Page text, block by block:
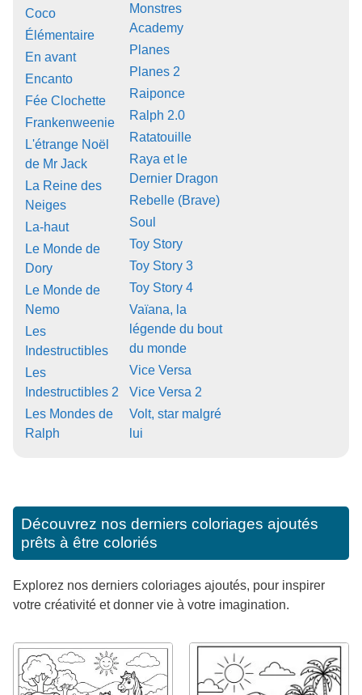
Coco
Élémentaire
En avant
Encanto
Fée Clochette
Frankenweenie
L'étrange Noël
de Mr Jack
La Reine des
Neiges
La-haut
Le Monde de
Dory
Le Monde de
Nemo
Les
Indestructibles
Les
Indestructibles 2
Les Mondes de
Ralph
Monstres
Academy
Planes
Planes 2
Raiponce
Ralph 2.0
Ratatouille
Raya et le
Dernier Dragon
Rebelle (Brave)
Soul
Toy Story
Toy Story 3
Toy Story 4
Vaïana, la
légende du bout
du monde
Vice Versa
Vice Versa 2
Volt, star malgré
lui
Découvrez nos derniers coloriages ajoutés
prêts à être coloriés
Explorez nos derniers coloriages ajoutés, pour inspirer
votre créativité et donner vie à votre imagination.